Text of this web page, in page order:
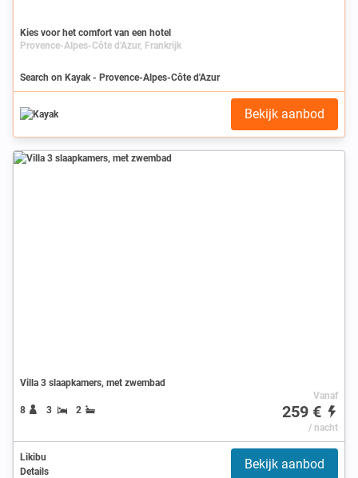
Kies voor het comfort van een hotel
Provence-Alpes-Côte d'Azur, Frankrijk
Search on Kayak - Provence-Alpes-Côte d'Azur
Bekijk aanbod
Villa 3 slaapkamers, met zwembad
8 3 2
Vanaf
259 €
/ nacht
Likibu
Details
Bekijk aanbod